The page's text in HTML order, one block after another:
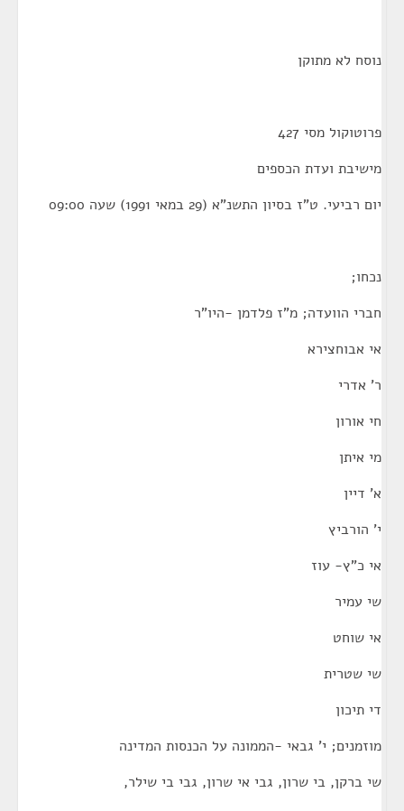
נוסח לא מתוקן
פרוטוקול מסי 427
מישיבת ועדת הכספים
יום רביעי. ט"ז בסיון התשנ"א (29 במאי 1991) שעה 09:00
נכחו;
חברי הוועדה; מ"ז פלדמן -היו"ר
אי אבוחצירא
ר' אדרי
חי אורון
מי איתן
א' דיין
י' הורביץ
אי כ"ץ- עוז
שי עמיר
אי שוחט
שי שטרית
די תיכון
מוזמנים; י' גבאי -הממונה על הכנסות המדינה
שי ברקן, בי שרון, גבי אי שרון, גבי בי שילר,